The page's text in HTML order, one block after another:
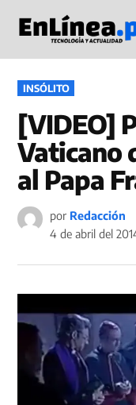
contenido
PUBLICADO
EN
INSÓLITO
[VIDEO]
Vaticano
al Papa
por Redacción
4 de abril del